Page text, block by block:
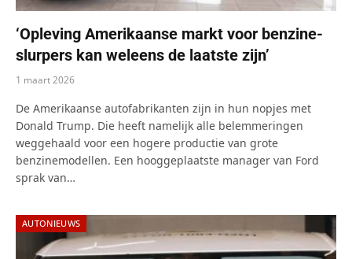
‘Opleving Amerikaanse markt voor benzine-
slurpers kan weleens de laatste zijn’
1 maart 2026
De Amerikaanse autofabrikanten zijn in hun nopjes met
Donald Trump. Die heeft namelijk alle belemmeringen
weggehaald voor een hogere productie van grote
benzinemodellen. Een hooggeplaatste manager van Ford
sprak van…
AUTONIEUWS